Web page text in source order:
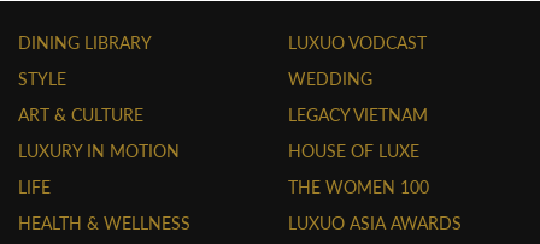
DINING LIBRARY
STYLE
ART & CULTURE
LUXURY IN MOTION
LIFE
HEALTH & WELLNESS
LUXUO VODCAST
WEDDING
LEGACY VIETNAM
HOUSE OF LUXE
THE WOMEN 100
LUXUO ASIA AWARDS